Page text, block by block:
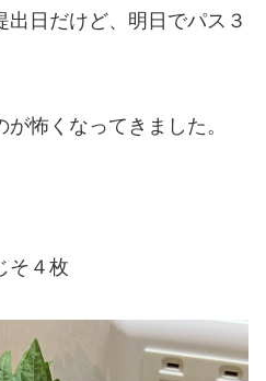
日だけど、明日でパス３
怖くなってきました。
そ４枚